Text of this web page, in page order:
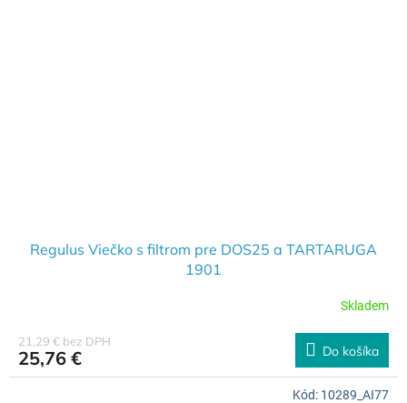
Regulus Viečko s filtrom pre DOS25 a TARTARUGA
1901
Skladem
21,29 € bez DPH
25,76 € Do košíka
Kód: 10289_AI77